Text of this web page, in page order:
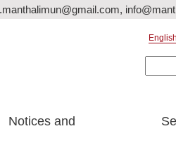
English
Notices and